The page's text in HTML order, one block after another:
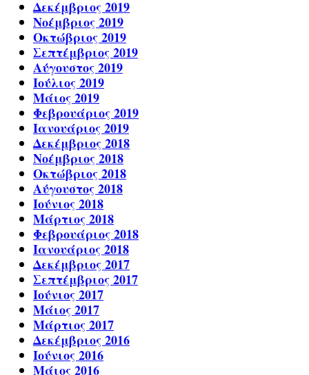
Δεκέμβριος 2019
Νοέμβριος 2019
Οκτώβριος 2019
Σεπτέμβριος 2019
Αύγουστος 2019
Ιούλιος 2019
Μάιος 2019
Φεβρουάριος 2019
Ιανουάριος 2019
Δεκέμβριος 2018
Νοέμβριος 2018
Οκτώβριος 2018
Αύγουστος 2018
Ιούνιος 2018
Μάρτιος 2018
Φεβρουάριος 2018
Ιανουάριος 2018
Δεκέμβριος 2017
Σεπτέμβριος 2017
Ιούνιος 2017
Μάιος 2017
Μάρτιος 2017
Δεκέμβριος 2016
Ιούνιος 2016
Μάιος 2016